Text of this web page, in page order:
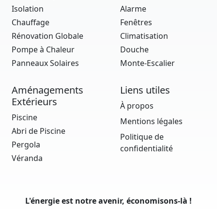
Isolation
Chauffage
Rénovation Globale
Pompe à Chaleur
Panneaux Solaires
Alarme
Fenêtres
Climatisation
Douche
Monte-Escalier
Aménagements
Extérieurs
Piscine
Abri de Piscine
Pergola
Véranda
Liens utiles
À propos
Mentions légales
Politique de
confidentialité
L'énergie est notre avenir, économisons-là !